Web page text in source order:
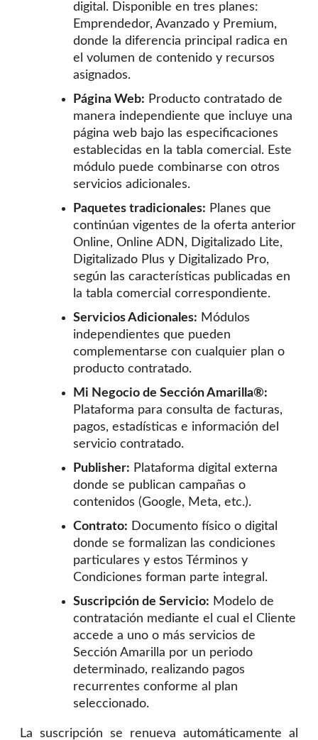
digital. Disponible en tres planes:
Emprendedor, Avanzado y Premium,
donde la diferencia principal radica en
el volumen de contenido y recursos
asignados.
Página Web: Producto contratado de
manera independiente que incluye una
página web bajo las especificaciones
establecidas en la tabla comercial. Este
módulo puede combinarse con otros
servicios adicionales.
Paquetes tradicionales: Planes que
continúan vigentes de la oferta anterior
Online, Online ADN, Digitalizado Lite,
Digitalizado Plus y Digitalizado Pro,
según las características publicadas en
la tabla comercial correspondiente.
Servicios Adicionales: Módulos
independientes que pueden
complementarse con cualquier plan o
producto contratado.
Mi Negocio de Sección Amarilla®:
Plataforma para consulta de facturas,
pagos, estadísticas e información del
servicio contratado.
Publisher: Plataforma digital externa
donde se publican campañas o
contenidos (Google, Meta, etc.).
Contrato: Documento físico o digital
donde se formalizan las condiciones
particulares y estos Términos y
Condiciones forman parte integral.
Suscripción de Servicio: Modelo de
contratación mediante el cual el Cliente
accede a uno o más servicios de
Sección Amarilla por un periodo
determinado, realizando pagos
recurrentes conforme al plan
seleccionado.
La suscripción se renueva automáticamente al